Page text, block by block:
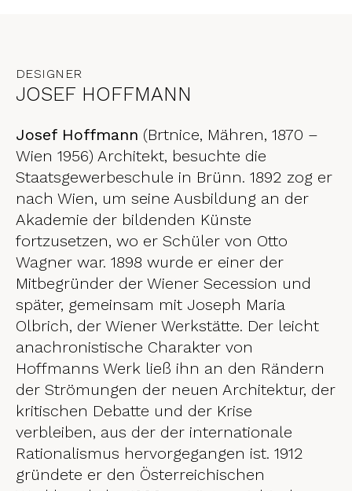
DESIGNER
JOSEF HOFFMANN
Josef Hoffmann (Brtnice, Mähren, 1870 –
Wien 1956) Architekt, besuchte die
Staatsgewerbeschule in Brünn. 1892 zog er
nach Wien, um seine Ausbildung an der
Akademie der bildenden Künste
fortzusetzen, wo er Schüler von Otto
Wagner war. 1898 wurde er einer der
Mitbegründer der Wiener Secession und
später, gemeinsam mit Joseph Maria
Olbrich, der Wiener Werkstätte. Der leicht
anachronistische Charakter von
Hoffmanns Werk ließ ihn an den Rändern
der Strömungen der neuen Architektur, der
kritischen Debatte und der Krise
verbleiben, aus der der internationale
Rationalismus hervorgegangen ist. 1912
gründete er den Österreichischen